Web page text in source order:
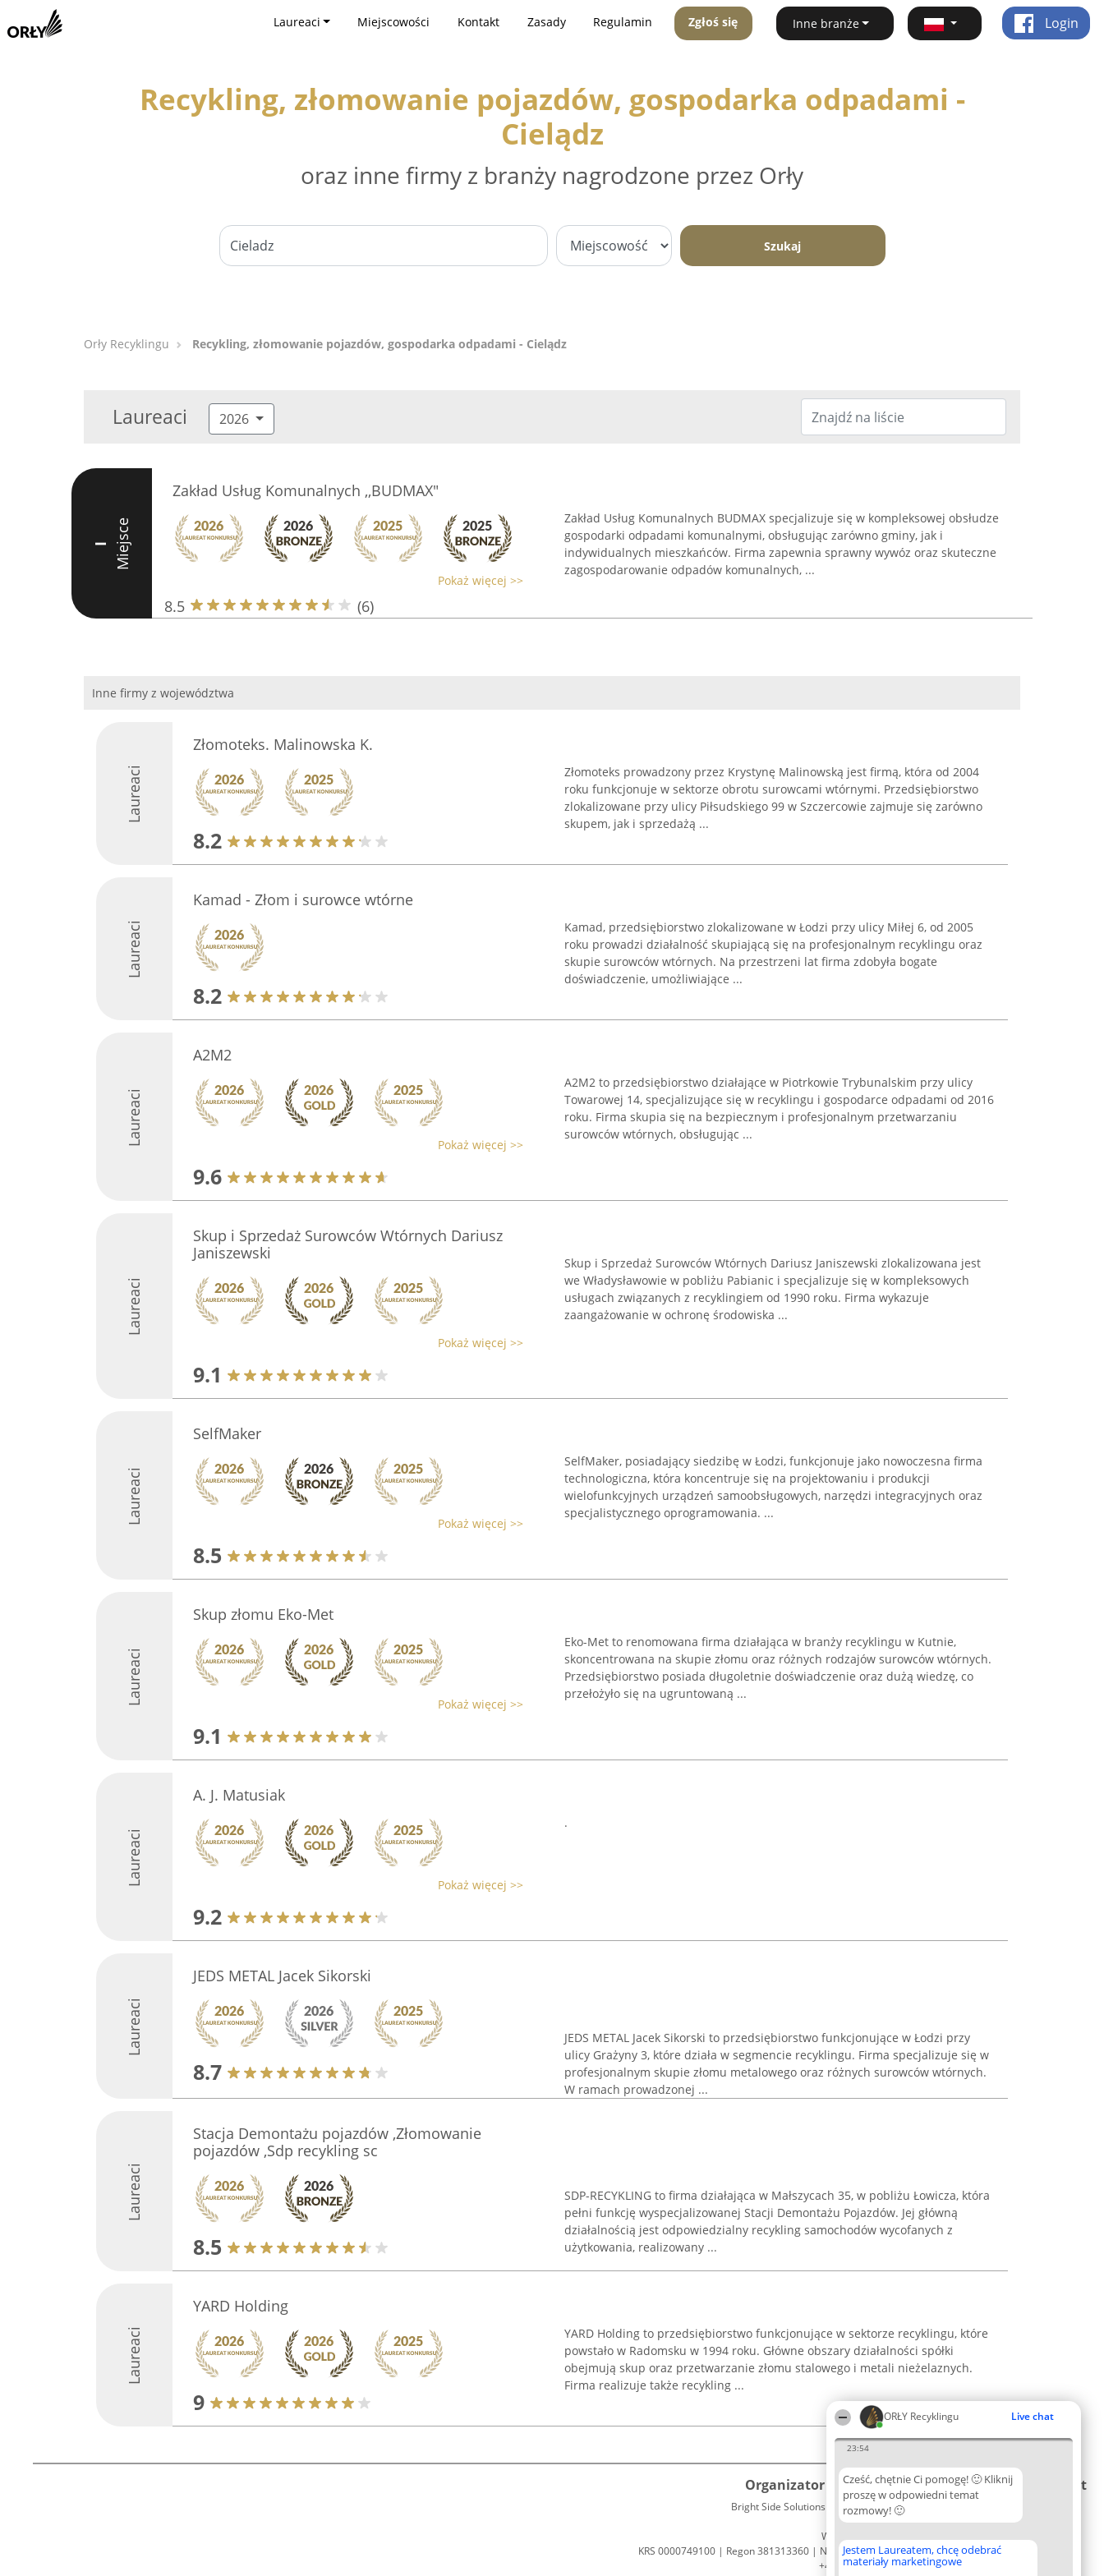
ORŁY Recyklingu Live chat
23:54
Cześć, chętnie Ci pomogę! 🙂 Kliknij
proszę w odpowiedni temat
rozmowy! 🙂
Jestem Laureatem, chcę odebrać
materiały marketingowe
Laureaci Miejscowości Kontakt Zasady Regulamin Zgłoś się Inne branże Login
Recykling, złomowanie pojazdów, gospodarka odpadami -
Cielądz
oraz inne firmy z branży nagrodzone przez Orły
Szukaj
Orły Recyklingu Recykling, złomowanie pojazdów, gospodarka odpadami - Cielądz
Laureaci 2026
I Miejsce
Zakład Usług Komunalnych ,,BUDMAX"
Pokaż więcej >>
8.5 (6)
Zakład Usług Komunalnych BUDMAX specjalizuje się w kompleksowej obsłudze
gospodarki odpadami komunalnymi, obsługując zarówno gminy, jak i
indywidualnych mieszkańców. Firma zapewnia sprawny wywóz oraz skuteczne
zagospodarowanie odpadów komunalnych, ...
Inne firmy z województwa
Laureaci
Złomoteks. Malinowska K.
8.2
Złomoteks prowadzony przez Krystynę Malinowską jest firmą, która od 2004
roku funkcjonuje w sektorze obrotu surowcami wtórnymi. Przedsiębiorstwo
zlokalizowane przy ulicy Piłsudskiego 99 w Szczercowie zajmuje się zarówno
skupem, jak i sprzedażą ...
Laureaci
Kamad - Złom i surowce wtórne
8.2
Kamad, przedsiębiorstwo zlokalizowane w Łodzi przy ulicy Miłej 6, od 2005
roku prowadzi działalność skupiającą się na profesjonalnym recyklingu oraz
skupie surowców wtórnych. Na przestrzeni lat firma zdobyła bogate
doświadczenie, umożliwiające ...
Laureaci
A2M2
Pokaż więcej >>
9.6
A2M2 to przedsiębiorstwo działające w Piotrkowie Trybunalskim przy ulicy
Towarowej 14, specjalizujące się w recyklingu i gospodarce odpadami od 2016
roku. Firma skupia się na bezpiecznym i profesjonalnym przetwarzaniu
surowców wtórnych, obsługując ...
Laureaci
Skup i Sprzedaż Surowców Wtórnych Dariusz
Janiszewski
Pokaż więcej >>
9.1
Skup i Sprzedaż Surowców Wtórnych Dariusz Janiszewski zlokalizowana jest
we Władysławowie w pobliżu Pabianic i specjalizuje się w kompleksowych
usługach związanych z recyklingiem od 1990 roku. Firma wykazuje
zaangażowanie w ochronę środowiska ...
Laureaci
SelfMaker
Pokaż więcej >>
8.5
SelfMaker, posiadający siedzibę w Łodzi, funkcjonuje jako nowoczesna firma
technologiczna, która koncentruje się na projektowaniu i produkcji
wielofunkcyjnych urządzeń samoobsługowych, narzędzi integracyjnych oraz
specjalistycznego oprogramowania. ...
Laureaci
Skup złomu Eko-Met
Pokaż więcej >>
9.1
Eko-Met to renomowana firma działająca w branży recyklingu w Kutnie,
skoncentrowana na skupie złomu oraz różnych rodzajów surowców wtórnych.
Przedsiębiorstwo posiada długoletnie doświadczenie oraz dużą wiedzę, co
przełożyło się na ugruntowaną ...
Laureaci
A. J. Matusiak
Pokaż więcej >>
9.2
.
Laureaci
JEDS METAL Jacek Sikorski
8.7
JEDS METAL Jacek Sikorski to przedsiębiorstwo funkcjonujące w Łodzi przy
ulicy Grażyny 3, które działa w segmencie recyklingu. Firma specjalizuje się w
profesjonalnym skupie złomu metalowego oraz różnych surowców wtórnych.
W ramach prowadzonej ...
Laureaci
Stacja Demontażu pojazdów ,Złomowanie
pojazdów ,Sdp recykling sc
8.5
SDP-RECYKLING to firma działająca w Małszycach 35, w pobliżu Łowicza, która
pełni funkcję wyspecjalizowanej Stacji Demontażu Pojazdów. Jej główną
działalnością jest odpowiedzialny recykling samochodów wycofanych z
użytkowania, realizowany ...
Laureaci
YARD Holding
9
YARD Holding to przedsiębiorstwo funkcjonujące w sektorze recyklingu, które
powstało w Radomsku w 1994 roku. Główne obszary działalności spółki
obejmują skup oraz przetwarzanie złomu stalowego i metali nieżelaznych.
Firma realizuje także recykling ...
Organizator plebiscytu
Bright Side Solutions sp. z o. o. sp. k.
ul. Ruska 22
Wrocław 50-079
KRS 0000749100 | Regon 381313360 | NIP 8943132676
+48 508 492 400
Plebiscyt
Lista
Laureatów
Zasady
Kontakt